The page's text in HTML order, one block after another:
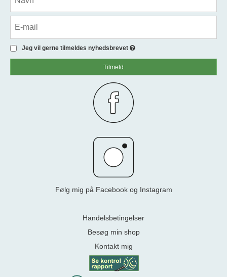
Jeg vil gerne tilmeldes nyhedsbrevet
Tilmeld
Følg mig på Facebook og Instagram
Handelsbetingelser
Besøg min shop
Kontakt mig